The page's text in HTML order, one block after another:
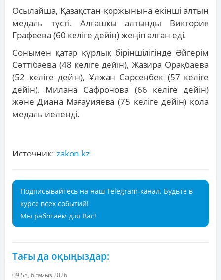
Осылайша, Қазақстан қоржынына екінші алтын
медаль түсті. Алғашқы алтынды Виктория
Графеева (60 келіге дейін) жеңіп алған еді.
Сонымен қатар құрлық біріншілігінде Әйгерім
Сәттібаева (48 келіге дейін), Жазира Орақбаева
(52 келіге дейін), Ұлжан Сәрсенбек (57 келіге
дейін), Милана Сафронова (66 келіге дейін)
және Диана Мағауияева (75 келіге дейін) қола
медаль иеленді.
Источник: zakon.kz
Подписывайтесь на наш Telegram-канал. Будьте в
курсе всех событий!
Мы работаем для Вас!
Тағы да оқыңыздар:
09:58, 6 тамыз 2026